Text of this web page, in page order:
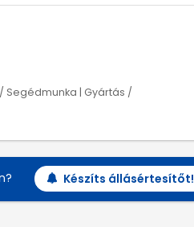
Segédmunka | Gyártás /
Készíts állásértesítőt!